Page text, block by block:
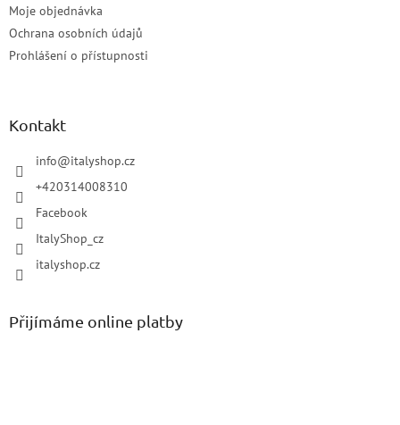
Moje objednávka
Ochrana osobních údajů
Prohlášení o přístupnosti
Kontakt
info@italyshop.cz
+420314008310
Facebook
ItalyShop_cz
italyshop.cz
Přijímáme online platby